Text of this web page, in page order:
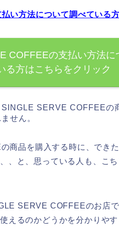
い方法について調べている
COFFEEの支払い方法に
る方はこちらをクリック
SERVE COFFEEの
せん。
商品を購入する時に、でき
、と、思っている人も、こ
SERVE COFFEEのお店
えるのかどうかを分かりや